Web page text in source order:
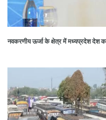
नवकरणीय ऊर्जा के क्षेत्र में मध्यप्रदेश देश